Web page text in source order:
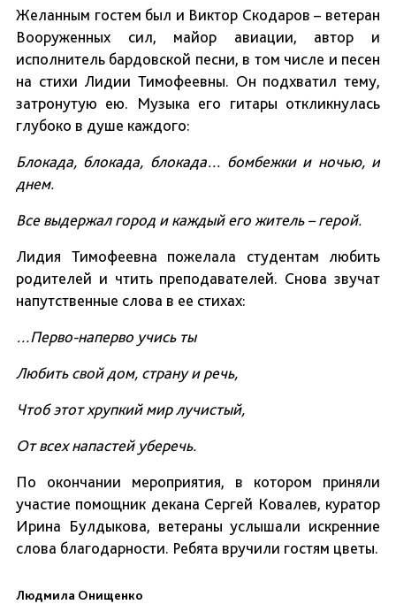
Желанным гостем был и Виктор Скодаров – ветеран
Вооруженных сил, майор авиации, автор и
исполнитель бардовской песни, в том числе и песен
на стихи Лидии Тимофеевны. Он подхватил тему,
затронутую ею. Музыка его гитары откликнулась
глубоко в душе каждого:
Блокада, блокада, блокада… бомбежки и ночью, и
днем.
Все выдержал город и каждый его житель – герой.
Лидия Тимофеевна пожелала студентам любить
родителей и чтить преподавателей. Снова звучат
напутственные слова в ее стихах:
…Перво-наперво учись ты
Любить свой дом, страну и речь,
Чтоб этот хрупкий мир лучистый,
От всех напастей уберечь.
По окончании мероприятия, в котором приняли
участие помощник декана Сергей Ковалев, куратор
Ирина Булдыкова, ветераны услышали искренние
слова благодарности. Ребята вручили гостям цветы.
Людмила Онищенко